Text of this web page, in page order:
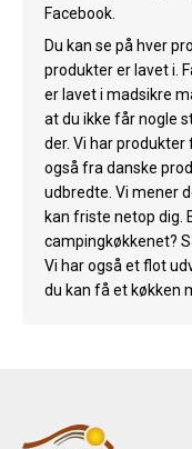
Facebook.
Du kan se på hver
produkter er lavet i.
er lavet i madsikre
at du ikke får nogle
der. Vi har
også fra danske
udbredte. Vi mener
kan friste netop dig.
campingkøkkenet?
Vi har også et flot
du kan få et køkken